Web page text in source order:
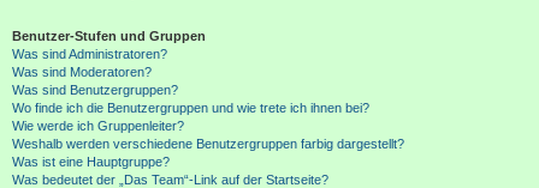
Benutzer-Stufen und Gruppen
Was sind Administratoren?
Was sind Moderatoren?
Was sind Benutzergruppen?
Wo finde ich die Benutzergruppen und wie trete ich ihnen bei?
Wie werde ich Gruppenleiter?
Weshalb werden verschiedene Benutzergruppen farbig dargestellt?
Was ist eine Hauptgruppe?
Was bedeutet der „Das Team“-Link auf der Startseite?